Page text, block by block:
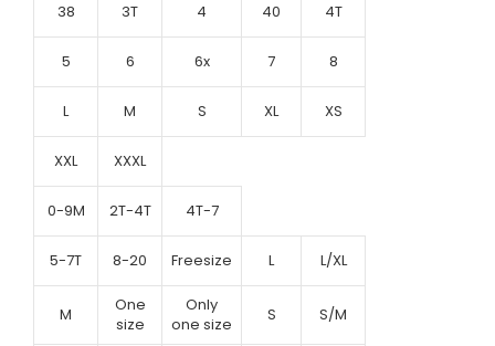
38 3T 4 40 4T
5 6 6x 7 8
L M S XL XS
XXL XXXL
0-9M 2T-4T 4T-7
5-7T 8-20 Freesize L L/XL
M
One
size
Only
one size
S S/M